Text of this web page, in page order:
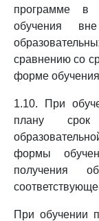
программе в
обучения
сравнению со
форме
1.10. При
плану срок
формы
получения
При обучении